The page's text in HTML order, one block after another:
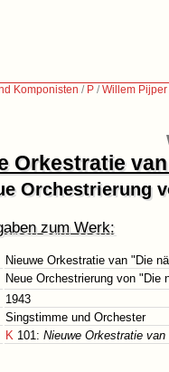
Komponisten / P /Willem
Orkestratie
Orchestrierung
zum Werk:
Nieuwe Orkestratie van "Die
Neue Orchestrierung von
1943
Singstimme und Orchester
K 101: Nieuwe Orkestratie van